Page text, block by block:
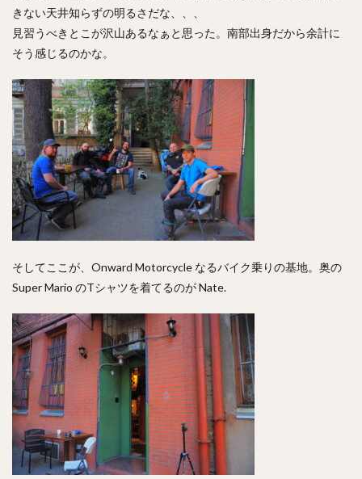
きない天井知らずの明るさだな、、、
見習うべきとこが沢山あるなぁと思った。南部出身だから余計に
そう感じるのかな。
そしてここが、Onward Motorcycle なるバイク乗りの基地。奥の
Super Mario のTシャツを着てるのが Nate.